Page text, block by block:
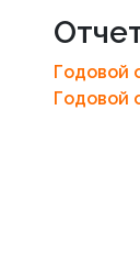
Годовой
Годовой